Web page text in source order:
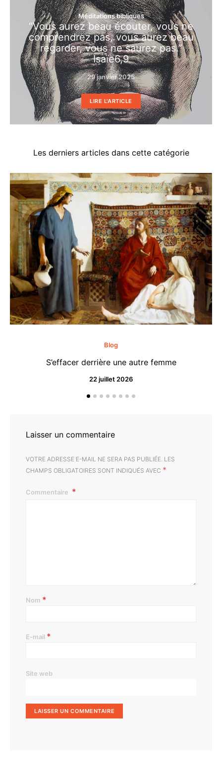
Méditations bibliques
“Vous aurez beau écouter, vous ne
comprendrez pas, vous aurez beau
regarder, vous ne saurez pas.”
Isaïe6,9
29 janvier 2025
LIRE L'ARTICLE
Les derniers articles dans cette catégorie
Blog
S’effacer derrière une autre femme
22 juillet 2026
Laisser un commentaire
VOTRE ADRESSE E-MAIL NE SERA PAS PUBLIÉE. LES
CHAMPS OBLIGATOIRES SONT INDIQUÉS AVEC *
Commentaire
Nom *
E-mail *
Site web